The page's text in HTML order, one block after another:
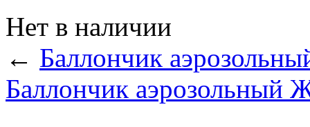
Нет в наличии
← Баллончик
Баллончик аэрозольный